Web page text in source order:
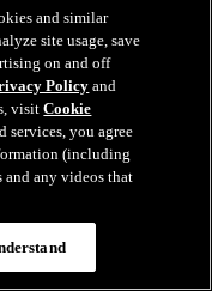
but en A.N.
and similar
site usage, save
on and off
Policyand
visitCookie
services, you agree
(including
and any videos that